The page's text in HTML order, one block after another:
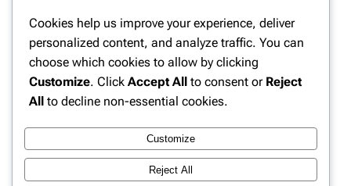
di hadapan ribuan penonton tersebut
berlangsung sengit sejak menit awal dan
menyuguhkan…
Instagram
Facebook
X
Cookies help us improve your experience, deliver
personalized content, and analyze traffic. You can
choose which cookies to allow by clicking
Customize. Click Accept All to consent or Reject
All to decline non-essential cookies.
Customize
Reject All